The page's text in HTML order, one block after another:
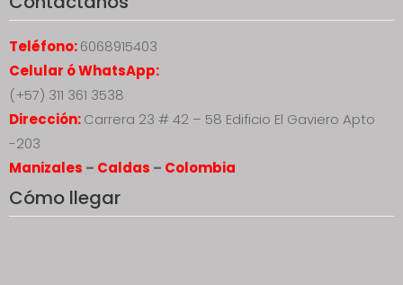
Teléfono:6068915403
Celular ó WhatsApp:
(+57) 311 361 3538
Dirección:Carrera 23 # 42 – 58 Edificio El Gaviero Apto
-203
Manizales – Caldas – Colombia
Cómo llegar